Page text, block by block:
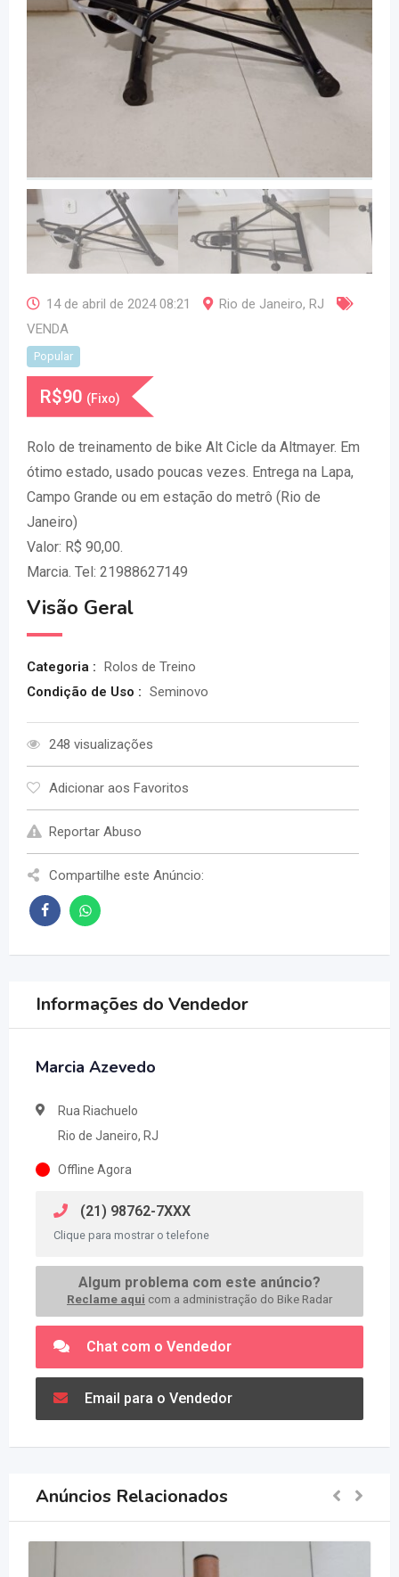
14 de abril de 2024 08:21 Rio de Janeiro, RJ
VENDA
Popular
R$90 (Fixo)
Rolo de treinamento de bike Alt Cicle da Altmayer. Em
ótimo estado, usado poucas vezes. Entrega na Lapa,
Campo Grande ou em estação do metrô (Rio de
Janeiro)
Valor: R$ 90,00.
Marcia. Tel: 21988627149
Visão Geral
Categoria : Rolos de Treino
Condição de Uso : Seminovo
248 visualizações
Adicionar aos Favoritos
Reportar Abuso
Compartilhe este Anúncio:
Informações do Vendedor
Marcia Azevedo
Rua Riachuelo
Rio de Janeiro, RJ
Offline Agora
(21) 98762-7XXX
Clique para mostrar o telefone
Algum problema com este anúncio?
Reclame aqui com a administração do Bike Radar
Chat com o Vendedor
Email para o Vendedor
Anúncios Relacionados